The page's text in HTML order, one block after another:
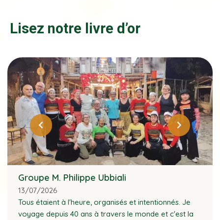
Lisez notre livre d’or
Groupe M. Philippe Ubbiali
13/07/2026
Tous étaient à l'heure, organisés et intentionnés. Je
voyage depuis 40 ans à travers le monde et c'est la